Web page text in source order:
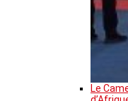
Le